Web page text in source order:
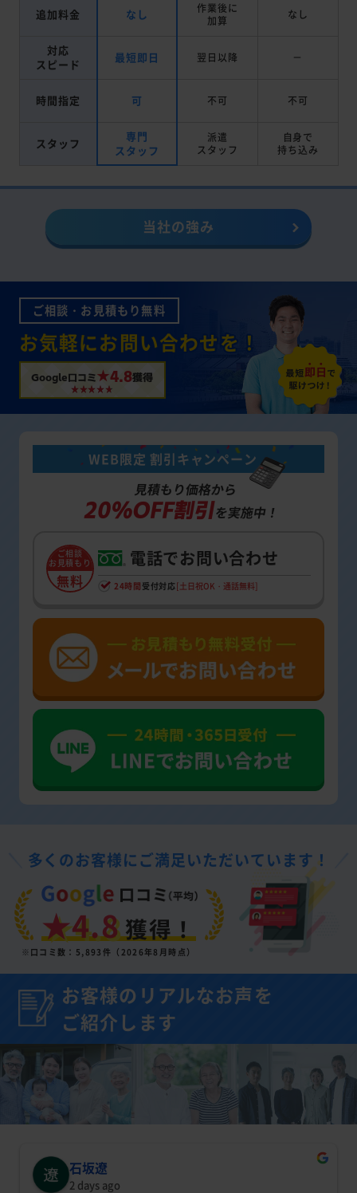
追加料金 なし
作業後に
加算
なし
対応
スピード
最短即日 翌日以降 －
時間指定 可 不可 不可
スタッフ
専門
スタッフ
派遣
スタッフ
自身で
持ち込み
当社の強み
ご相談・お見積もり無料
お気軽にお問い合わせを！
Google口コミ ★4.8獲得
WEB限定 割引キャンペーン
見積もり価格から
20%OFF割引を実施中！
ご相談
お見積もり
無料
電話でお問い合わせ
24時間 受付対応 [土日祝OK・通話無料]
多くのお客様にご満足いただいています！
★4.8獲得！
※口コミ数：5,893件（2026年8月時点）
お客様のリアルなお声を
ご紹介します
石坂遼
2 days ago